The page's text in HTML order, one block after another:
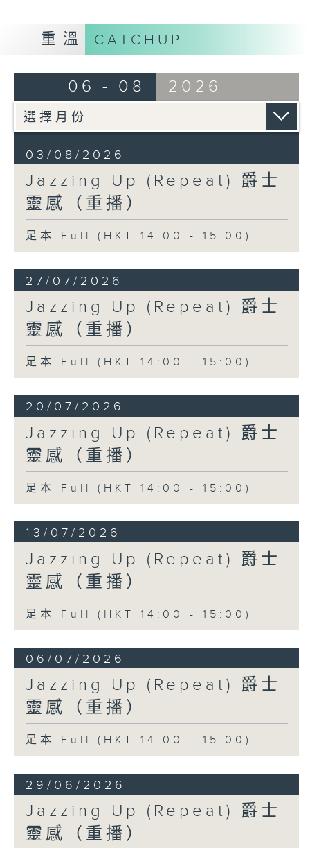
重溫 CATCHUP
06 - 08 2026
03/08/2026
Jazzing Up (Repeat) 爵士
靈感（重播）
足本 Full (HKT 14:00 - 15:00)
27/07/2026
Jazzing Up (Repeat) 爵士
靈感（重播）
足本 Full (HKT 14:00 - 15:00)
20/07/2026
Jazzing Up (Repeat) 爵士
靈感（重播）
足本 Full (HKT 14:00 - 15:00)
13/07/2026
Jazzing Up (Repeat) 爵士
靈感（重播）
足本 Full (HKT 14:00 - 15:00)
06/07/2026
Jazzing Up (Repeat) 爵士
靈感（重播）
足本 Full (HKT 14:00 - 15:00)
29/06/2026
Jazzing Up (Repeat) 爵士
靈感（重播）